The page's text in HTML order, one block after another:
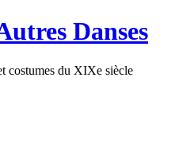
Danses
costumes du XIXe siècle